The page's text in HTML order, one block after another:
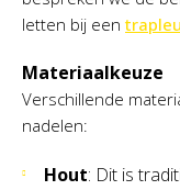
letten bij een
Materiaalkeuze
Verschillende
nadelen:
Hout: Dit is